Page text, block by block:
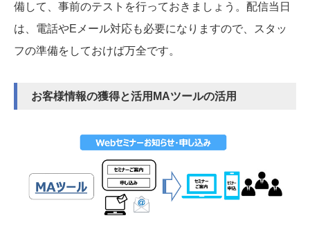
備して、事前のテストを行っておきましょう。配信当日
は、電話やEメール対応も必要になりますので、スタッ
フの準備をしておけば万全です。
お客様情報の獲得と活用MAツールの活用